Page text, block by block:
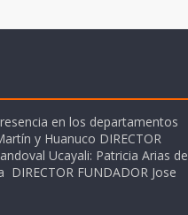
en los departamentos
y Huanuco DIRECTOR
Ucayali: Patricia Arias de
DIRECTOR FUNDADOR Jose